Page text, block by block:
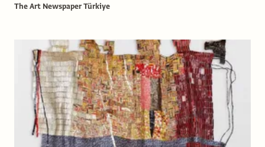
The Art Newspaper Türkiye